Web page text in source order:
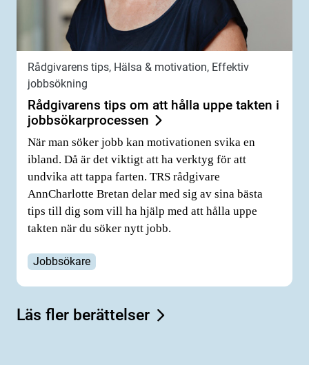
Rådgivarens tips, Hälsa & motivation, Effektiv
jobbsökning
Rådgivarens tips om att hålla uppe takten i
jobbsökarprocessen
När man söker jobb kan motivationen svika en
ibland. Då är det viktigt att ha verktyg för att
undvika att tappa farten. TRS rådgivare
AnnCharlotte Bretan delar med sig av sina bästa
tips till dig som vill ha hjälp med att hålla uppe
takten när du söker nytt jobb.
Jobbsökare
Läs fler berättelser